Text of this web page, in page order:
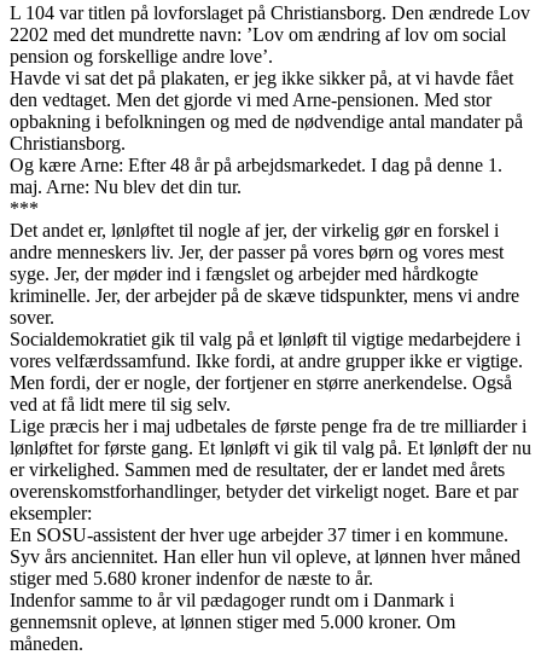
L 104 var titlen på lovforslaget på Christiansborg. Den ændrede Lov
2202 med det mundrette navn: ’Lov om ændring af lov om social
pension og forskellige andre love’.
Havde vi sat det på plakaten, er jeg ikke sikker på, at vi havde fået
den vedtaget. Men det gjorde vi med Arne-pensionen. Med stor
opbakning i befolkningen og med de nødvendige antal mandater på
Christiansborg.
Og kære Arne: Efter 48 år på arbejdsmarkedet. I dag på denne 1.
maj. Arne: Nu blev det din tur.
***
Det andet er, lønløftet til nogle af jer, der virkelig gør en forskel i
andre menneskers liv. Jer, der passer på vores børn og vores mest
syge. Jer, der møder ind i fængslet og arbejder med hårdkogte
kriminelle. Jer, der arbejder på de skæve tidspunkter, mens vi andre
sover.
Socialdemokratiet gik til valg på et lønløft til vigtige medarbejdere i
vores velfærdssamfund. Ikke fordi, at andre grupper ikke er vigtige.
Men fordi, der er nogle, der fortjener en større anerkendelse. Også
ved at få lidt mere til sig selv.
Lige præcis her i maj udbetales de første penge fra de tre milliarder i
lønløftet for første gang. Et lønløft vi gik til valg på. Et lønløft der nu
er virkelighed. Sammen med de resultater, der er landet med årets
overenskomstforhandlinger, betyder det virkeligt noget. Bare et par
eksempler:
En SOSU-assistent der hver uge arbejder 37 timer i en kommune.
Syv års anciennitet. Han eller hun vil opleve, at lønnen hver måned
stiger med 5.680 kroner indenfor de næste to år.
Indenfor samme to år vil pædagoger rundt om i Danmark i
gennemsnit opleve, at lønnen stiger med 5.000 kroner. Om
måneden.